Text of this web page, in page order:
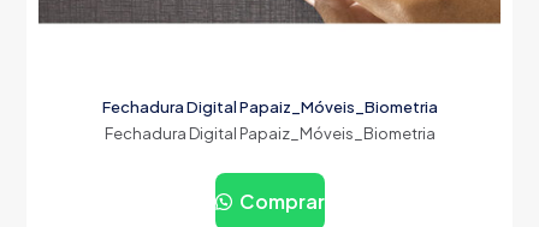
Fechadura Digital Papaiz_Móveis_Biometria
Fechadura Digital Papaiz_Móveis_Biometria
Comprar